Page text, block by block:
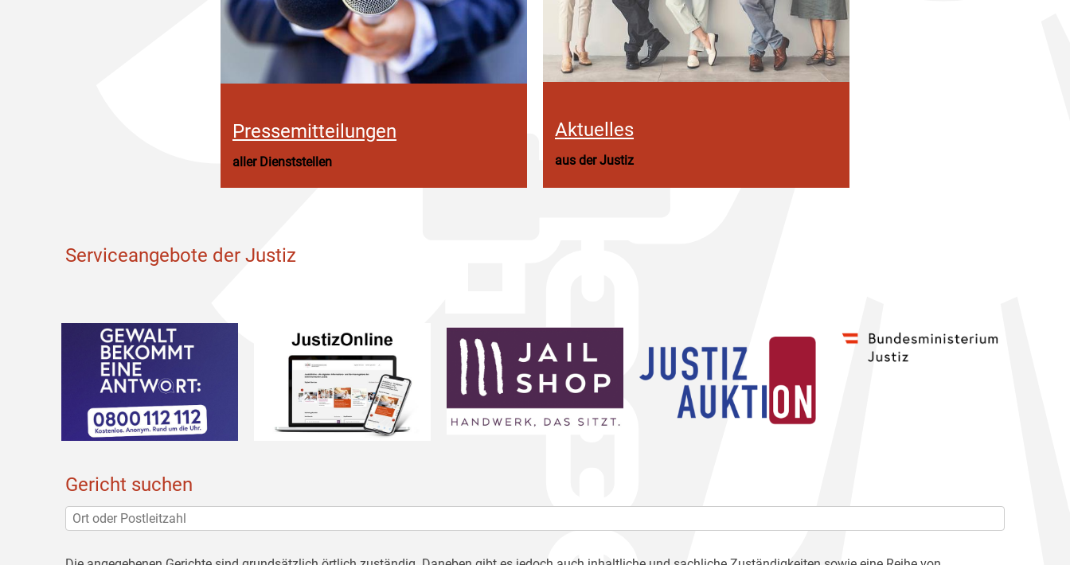
Pressemitteilungen
aller Dienststellen
Aktuelles
aus der Justiz
Serviceangebote der Justiz
Gericht suchen